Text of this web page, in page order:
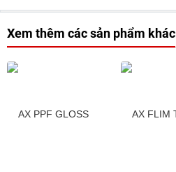
Xem thêm các sản phẩm khác